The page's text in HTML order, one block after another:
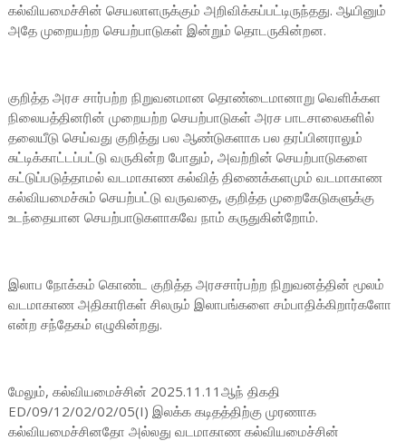
கல்வியமைச்சின் செயலாளருக்கும் அறிவிக்கப்பட்டிருந்தது. ஆயினும்
அதே முறையற்ற செயற்பாடுகள் இன்றும் தொடருகின்றன.
குறித்த அரச சார்பற்ற நிறுவனமான தொண்டைமானாறு வெளிக்கள
நிலையத்தினரின் முறையற்ற செயற்பாடுகள் அரச பாடசாலைகளில்
தலையீடு செய்வது குறித்து பல ஆண்டுகளாக பல தரப்பினராலும்
சுட்டிக்காட்டப்பட்டு வருகின்ற போதும், அவற்றின் செயற்பாடுகளை
கட்டுப்படுத்தாமல் வடமாகாண கல்வித் திணைக்களமும் வடமாகாண
கல்வியமைச்சும் செயற்பட்டு வருவதை, குறித்த முறைகேடுகளுக்கு
உடந்தையான செயற்பாடுகளாகவே நாம் கருதுகின்றோம்.
இலாப நோக்கம் கொண்ட குறித்த அரசசார்பற்ற நிறுவனத்தின் மூலம்
வடமாகாண அதிகாரிகள் சிலரும் இலாபங்களை சம்பாதிக்கிறார்களோ
என்ற சந்தேகம் எழுகின்றது.
மேலும், கல்வியமைச்சின் 2025.11.11ஆந் திகதி
ED/09/12/02/02/05(I) இலக்க கடிதத்திற்கு முரணாக
கல்வியமைச்சினதோ அல்லது வடமாகாண கல்வியமைச்சின்